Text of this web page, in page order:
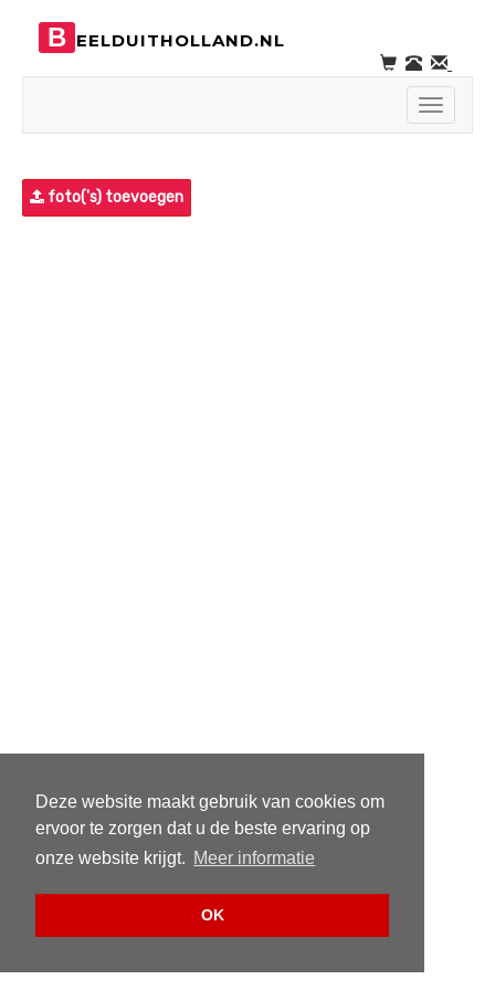
Deze website maakt gebruik van cookies om
ervoor te zorgen dat u de beste ervaring op
onze website krijgt. Meer informatie
OK
B EELDUITHOLLAND.NL
Toggle
foto('s) toevoegen